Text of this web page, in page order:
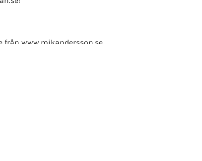
från www.mikandersson.se